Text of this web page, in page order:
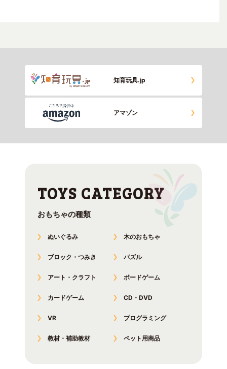
知育玩具.jp
アマゾン
おもちゃの種類
ぬいぐるみ 木のおもちゃ
ブロック・つみき パズル
アート・クラフト ボードゲーム
カードゲーム CD・DVD
VR プログラミング
教材・補助教材 ペット用商品